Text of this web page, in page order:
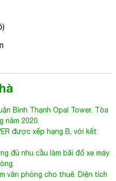
Bình Thạnh
2020.
đủ nhu cầu làm bãi đổ xe máy
văn phòng cho thuê. Diện tích
máy
cọc 3 tháng. Thanh toán
thuê Quận Bình Thạnh
với từng diện tích khác
nguyên sàn gần 630 m2.
sử dụng, nhưng với
Tower mang lại, cho đến nay
giá là một trong những tòa